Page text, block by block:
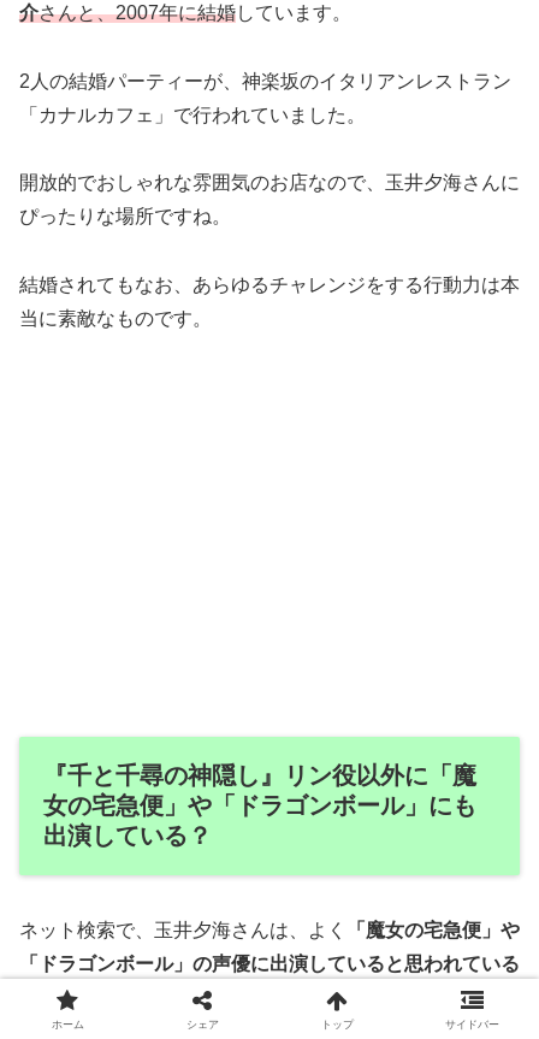
介さんと、2007年に結婚しています。
2人の結婚パーティーが、神楽坂のイタリアンレストラン
「カナルカフェ」で行われていました。
開放的でおしゃれな雰囲気のお店なので、玉井夕海さんに
ぴったりな場所ですね。
結婚されてもなお、あらゆるチャレンジをする行動力は本
当に素敵なものです。
『千と千尋の神隠し』リン役以外に「魔
女の宅急便」や「ドラゴンボール」にも
出演している？
ネット検索で、玉井夕海さんは、よく
「魔女の宅急便」や
「ドラゴンボール」の声優に出演していると思われている
ようです。
ホーム シェア トップ サイドバー